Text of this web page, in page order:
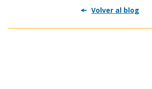
Volver al blog